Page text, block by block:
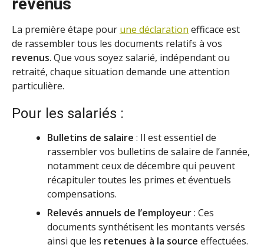
La première étape pour une déclaration efficace est
de rassembler tous les documents relatifs à vos
revenus. Que vous soyez salarié, indépendant ou
retraité, chaque situation demande une attention
particulière.
Pour les salariés :
Bulletins de salaire : Il est essentiel de
rassembler vos bulletins de salaire de l’année,
notamment ceux de décembre qui peuvent
récapituler toutes les primes et éventuels
compensations.
Relevés annuels de l’employeur: Ces
documents synthétisent les montants versés
ainsi que les retenues à la source effectuées.